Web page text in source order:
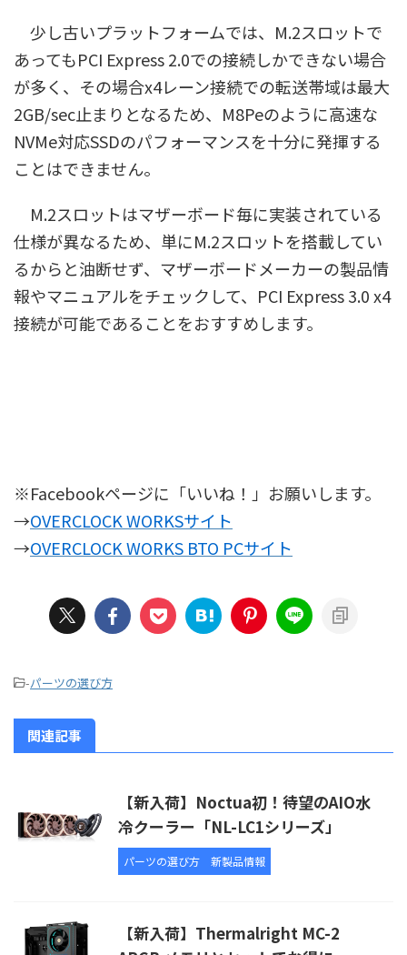
少し古いプラットフォームでは、M.2スロットで
あってもPCI Express 2.0での接続しかできない場合
が多く、その場合x4レーン接続での転送帯域は最大
2GB/sec止まりとなるため、M8Peのように高速な
NVMe対応SSDのパフォーマンスを十分に発揮する
ことはできません。
M.2スロットはマザーボード毎に実装されている
仕様が異なるため、単にM.2スロットを搭載してい
るからと油断せず、マザーボードメーカーの製品情
報やマニュアルをチェックして、PCI Express 3.0 x4
接続が可能であることをおすすめします。
※Facebookページに「いいね！」お願いします。
→OVERCLOCK WORKSサイト
→OVERCLOCK WORKS BTO PCサイト
-パーツの選び方
関連記事
【新入荷】Noctua初！待望のAIO水
冷クーラー「NL-LC1シリーズ」
パーツの選び方 新製品情報
【新入荷】Thermalright MC-2